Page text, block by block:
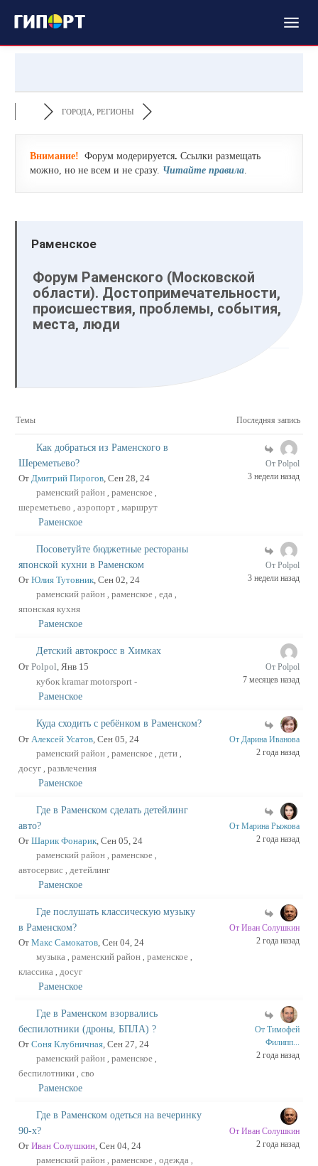
ГОРОДА, РЕГИОНЫ
Внимание! Форум модерируется. Ссылки размещать
можно, но не всем и не сразу. Читайте правила.
Раменское
Форум Раменского (Московской
области). Достопримечательности,
происшествия, проблемы, события,
места, люди
Темы Последняя запись
Как добраться из Раменского в
Шереметьево?
От Дмитрий Пирогов, Сен 28, 24
раменский район раменское
шереметьево аэропорт маршрут
Раменское
От Polpol
3 недели назад
Посоветуйте бюджетные рестораны
японской кухни в Раменском
От Юлия Тутовник, Сен 02, 24
раменский район раменское еда
японская кухня
Раменское
От Polpol
3 недели назад
Детский автокросс в Химках
От Polpol, Янв 15
кубок kramar motorsport -
Раменское
От Polpol
7 месяцев назад
Куда сходить с ребёнком в Раменском?
От Алексей Усатов, Сен 05, 24
раменский район раменское дети
досуг развлечения
Раменское
От Дарина Иванова
2 года назад
Где в Раменском сделать детейлинг
авто?
От Шарик Фонарик, Сен 05, 24
раменский район раменское
автосервис детейлинг
Раменское
От Марина Рыжова
2 года назад
Где послушать классическую музыку
в Раменском?
От Макс Самокатов, Сен 04, 24
музыка раменский район раменское
классика досуг
Раменское
От Иван Солушкин
2 года назад
Где в Раменском взорвались
беспилотники (дроны, БПЛА) ?
От Соня Клубничная, Сен 27, 24
раменский район раменское
беспилотники сво
Раменское
От Тимофей
Филипп...
2 года назад
Где в Раменском одеться на вечеринку
90-х?
От Иван Солушкин, Сен 04, 24
раменский район раменское одежда
От Иван Солушкин
2 года назад